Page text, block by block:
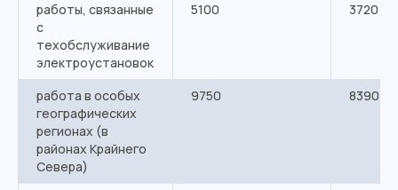
работы, связанные
с
техобслуживание
электроустановок
5100 3720
работа в особых
географических
регионах (в
районах Крайнего
Севера)
9750 8390